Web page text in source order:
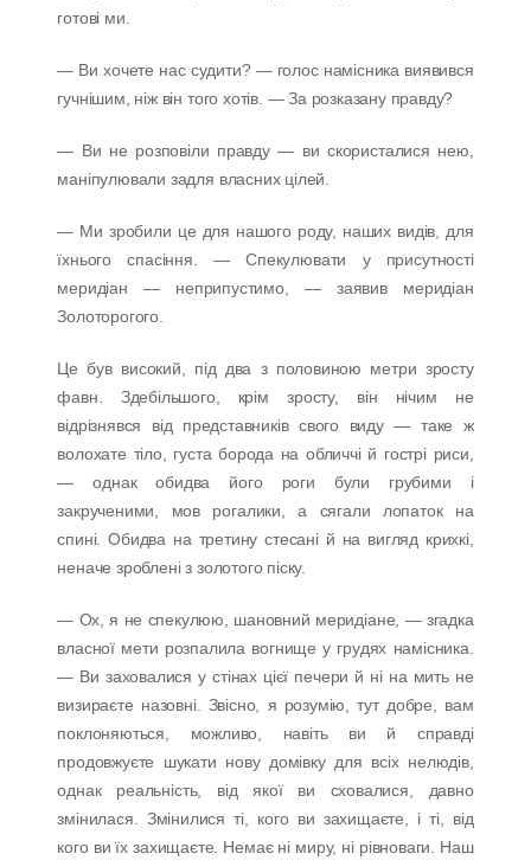
готові ми.
— Ви хочете нас судити? — голос намісника виявився
гучнішим, ніж він того хотів. — За розказану правду?
— Ви не розповіли правду — ви скористалися нею,
маніпулювали задля власних цілей.
— Ми зробили це для нашого роду, наших видів, для
їхнього спасіння. — Спекулювати у присутності
меридіан — неприпустимо, — заявив меридіан
Золоторогого.
Це був високий, під два з половиною метри зросту
фавн. Здебільшого, крім зросту, він нічим не
відрізнявся від представників свого виду — таке ж
волохате тіло, густа борода на обличчі й гострі риси,
— однак обидва його роги були грубими і
закрученими, мов рогалики, а сягали лопаток на
спині. Обидва на третину стесані й на вигляд крихкі,
неначе зроблені з золотого піску.
— Ох, я не спекулюю, шановний меридіане, — згадка
власної мети розпалила вогнище у грудях намісника.
— Ви заховалися у стінах цієї печери й ні на мить не
визираєте назовні. Звісно, я розумію, тут добре, вам
поклоняються, можливо, навіть ви й справді
продовжуєте шукати нову домівку для всіх нелюдів,
однак реальність, від якої ви сховалися, давно
змінилася. Змінилися ті, кого ви захищаєте, і ті, від
кого ви їх захищаєте. Немає ні миру, ні рівноваги. Наш